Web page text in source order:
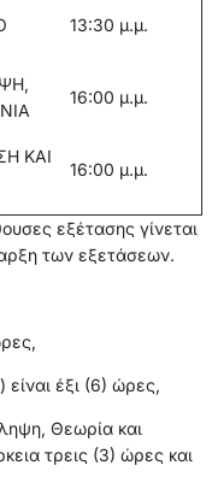
13:30 μ.μ.
16:00 μ.μ.
ΚΑΙ
16:00 μ.μ.
εξέτασης γίνεται
των εξετάσεων.
έξι (6) ώρες,
Θεωρία και
τρεις (3) ώρες και